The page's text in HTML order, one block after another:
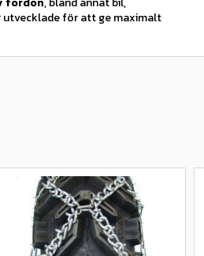
utvecklade för att ge maximalt